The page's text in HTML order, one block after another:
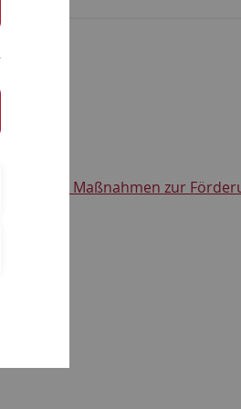
für Maßnahmen zur